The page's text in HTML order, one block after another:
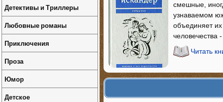
смешные,
узнаваемом
объединяет
человечества
Читать
Детективы и Триллеры
Любовные романы
Приключения
Проза
Юмор
Детское